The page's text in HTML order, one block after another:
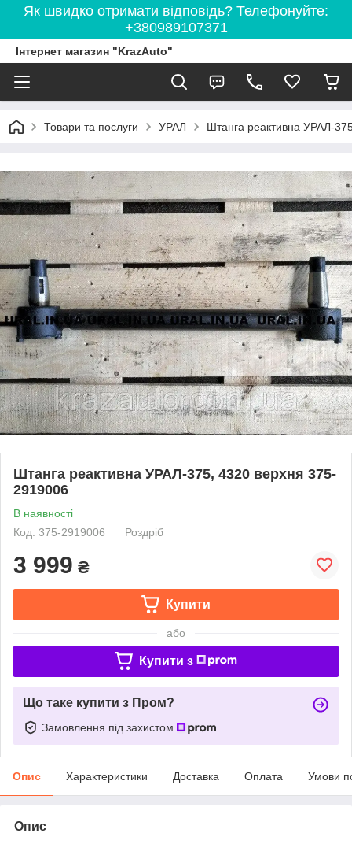
Як швидко отримати відповідь? Телефонуйте:
+380989107371
Інтернет магазин "KrazAuto"
Товари та послуги УРАЛ Штанга реактивна УРАЛ-
Штанга реактивна УРАЛ-375, 4320 верхня 375-
2919006
В наявності
Код: 375-2919006
Роздріб
3 999 ₴
Купити
або
Купити з
Що таке купити з Пром?
Замовлення під захистом
Опис Характеристики Доставка Оплата Умови
Опис